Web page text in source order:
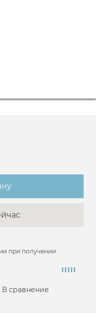
при получении
В сравнение